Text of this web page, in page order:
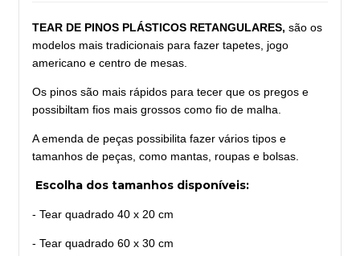
TEAR DE PINOS PLÁSTICOS RETANGULARES, são os
modelos mais tradicionais para fazer tapetes, jogo
americano e centro de mesas.
Os pinos são mais rápidos para tecer que os pregos e
possibiltam fios mais grossos como fio de malha.
A emenda de peças possibilita fazer vários tipos e
tamanhos de peças, como mantas, roupas e bolsas.
Escolha dos tamanhos disponíveis:
- Tear quadrado 40 x 20 cm
- Tear quadrado 60 x 30 cm